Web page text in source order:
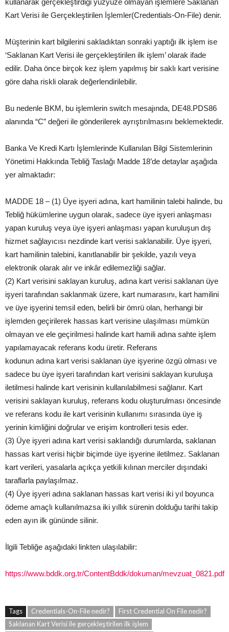
kullanarak gerçekleştirdiği yüzyüze olmayan işlemlere Saklanan
Kart Verisi ile Gerçekleştirilen İşlemler(Credentials-On-File) denir.
Müşterinin kart bilgilerini sakladıktan sonraki yaptığı ilk işlem ise
‘Saklanan Kart Verisi ile gerçekleştirilen ilk işlem’ olarak ifade
edilir. Daha önce birçok kez işlem yapılmış bir saklı kart verisine
göre daha riskli olarak değerlendirilebilir.
Bu nedenle BKM, bu işlemlerin switch mesajında, DE48.PDS86
alanında “C” değeri ile gönderilerek ayrıştırılmasını beklemektedir.
Banka Ve Kredi Kartı İşlemlerinde Kullanılan Bilgi Sistemlerinin
Yönetimi Hakkında Tebliğ Taslağı Madde 18’de detaylar aşağıda
yer almaktadır:
MADDE 18 – (1) Üye işyeri adına, kart hamilinin talebi halinde, bu
Tebliğ hükümlerine uygun olarak, sadece üye işyeri anlaşması
yapan kuruluş veya üye işyeri anlaşması yapan kuruluşun dış
hizmet sağlayıcısı nezdinde kart verisi saklanabilir. Üye işyeri,
kart hamilinin talebini, kanıtlanabilir bir şekilde, yazılı veya
elektronik olarak alır ve inkâr edilemezliği sağlar.
(2) Kart verisini saklayan kuruluş, adına kart verisi saklanan üye
işyeri tarafından saklanmak üzere, kart numarasını, kart hamilini
ve üye işyerini temsil eden, belirli bir ömrü olan, herhangi bir
işlemden geçirilerek hassas kart verisine ulaşılması mümkün
olmayan ve ele geçirilmesi halinde kart hamili adına sahte işlem
yapılamayacak referans kodu üretir. Referans
kodunun adına kart verisi saklanan üye işyerine özgü olması ve
sadece bu üye işyeri tarafından kart verisini saklayan kuruluşa
iletilmesi halinde kart verisinin kullanılabilmesi sağlanır. Kart
verisini saklayan kuruluş, referans kodu oluşturulması öncesinde
ve referans kodu ile kart verisinin kullanımı sırasında üye iş
yerinin kimliğini doğrular ve erişim kontrolleri tesis eder.
(3) Üye işyeri adına kart verisi saklandığı durumlarda, saklanan
hassas kart verisi hiçbir biçimde üye işyerine iletilmez. Saklanan
kart verileri, yasalarla açıkça yetkili kılınan merciler dışındaki
taraflarla paylaşılmaz.
(4) Üye işyeri adına saklanan hassas kart verisi iki yıl boyunca
ödeme amaçlı kullanılmazsa iki yıllık sürenin dolduğu tarihi takip
eden ayın ilk gününde silinir.
İlgili Tebliğe aşağıdaki linkten ulaşılabilir:
https://www.bddk.org.tr/ContentBddk/dokuman/mevzuat_0821.pdf
Tags Credentials-On-File nedir?
First Credential On File nedir?
Saklanan Kart Verisi ile gerçekleştirilen ilk işlem